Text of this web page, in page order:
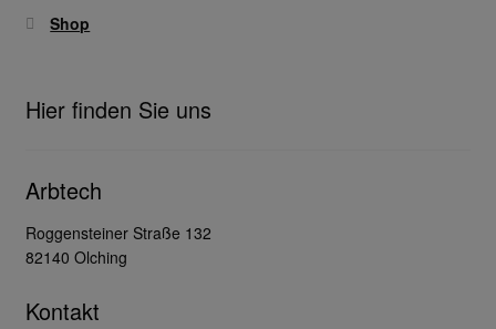
Shop
Hier finden Sie uns
Arbtech
Roggensteiner Straße 132
82140 Olching
Kontakt